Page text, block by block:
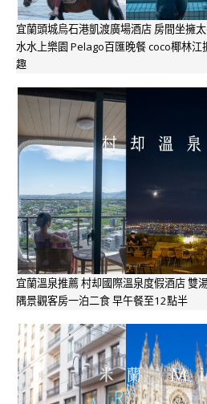
宜蘭頭城烏石港凱渡廣場酒店 房間坐擁
水水上樂園 Pelago百匯晚餐 coco椰林
趣
宜蘭溫泉推薦 村却國際溫泉度假酒店 雙
隅景觀客房一泊二食 早午餐至12點半